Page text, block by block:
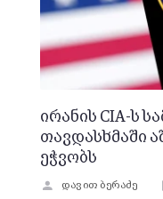
ირანის CIA-ს
თავდასხმაში
ეჭვობს
დავით ბერაძე